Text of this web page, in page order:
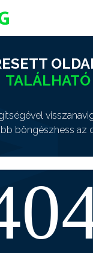
TALÁLHATÓ
böngészhess az